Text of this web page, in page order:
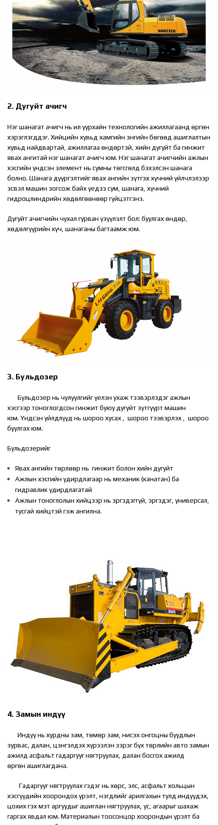
2. Дугуйт ачигч
Нэг шанагат ачигч нь ил уурхайн технологийн ажиллагаанд өргөн
хэрэглэгддэг. Хийцийн хувьд хамгийн энгийн бөгөөд ашиглалтын
хувьд найдвартай, ажиллагаа өндөртэй, хийн дугуйт ба гинжит
явах ангитай нэг шанагат ачигч юм. Нэг шанагат ачигчийн ажлын
хэсгийн үндсэн элемент нь сумны төгсгөлд бэхэлсэн шанага
болно. Шанага дүүргэлтийг явах ангийн зүтгэх хүчний үйлчлэлээр
эсвэл машин зогсож байх үедээ сум, шанага, хүчний
гидроцлиндрийн хөдөлгөөнөөр гүйцэтгэнэ.
Дугуйт ачигчийн чухал гурван үзүүлэлт бол: буулгах өндөр,
хөдөлгүүрийн хүч, шанаганы багтаамж юм.
3. Бульдозер
Бульдозер нь чулуулгийг үелэн ухаж тээвэрлэдэг ажлын
хэсгээр тоноглогдсон гинжит буюу дугуйт зүтгүүрт машин
юм. Үндсэн үйлдлүүд нь шороо хусах , шороо тээвэрлэх , шороо
буулгах юм.
Бульдозерийг
Явах ангийн төрлөөр нь гинжит болон хийн дугуйт
Ажлын хэсгийн удирдлагаар нь механик (канатан) ба
гидравлик удирдлагатай
Ажлын тоноглолын хийцээр нь эргэдэггүй, эргэдэг, универсал,
тусгай хийцтэй гэж ангилна.
4. Замын индүү
Индүү нь хурдны зам, төмөр зам, нисэх онгоцны буудлын
зурвас, далан, цэнгэлдэх хүрээлэн зэрэг бүх төрлийн авто замын
ажилд асфальт гадаргууг нягтруулах, далан босгох ажилд
өргөн ашиглагдана.
Гадаргууг нягтруулах гэдэг нь хөрс, элс, асфальт хольцын
хэсгүүдийн хоорондох үрэлт, нэгдлийг арилгахын тулд индүүдэх,
цохих гэх мэт аргуудыг ашиглан нягтруулах, ус, агаарыг шахаж
гаргах явдал юм. Материалын тоосонцор хоорондын үрэлт ба